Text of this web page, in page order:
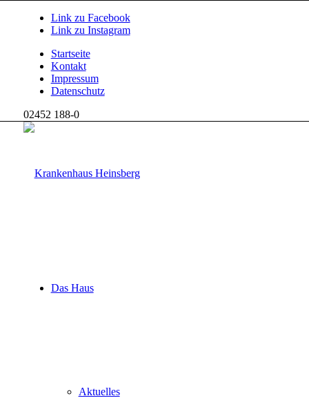
Link zu Facebook
Link zu Instagram
Startseite
Kontakt
Impressum
Datenschutz
02452 188-0
Das Haus
Aktuelles